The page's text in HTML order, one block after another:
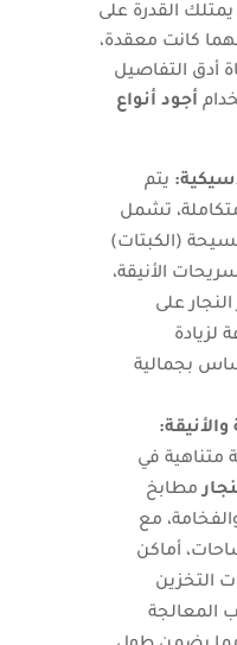
القدرة على
كانت معقدة،
أدق التفاصيل
أجود أنواع
يتم
تشمل
(الكبتات)
الأنيقة،
على
لزيادة
بجمالية
متناهية في
مطابخ
مع
أماكن
التخزين
المعالجة